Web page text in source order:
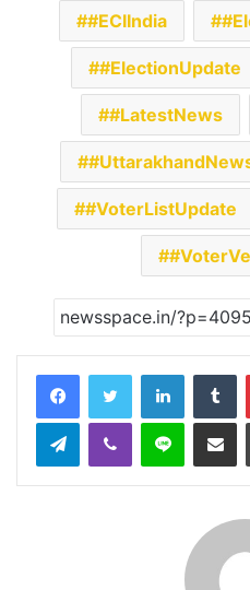
#ECIIndia
#ElectionUpdate
#LatestNews
#VoterListUpdate
LinkedIn
TelegramViber Line